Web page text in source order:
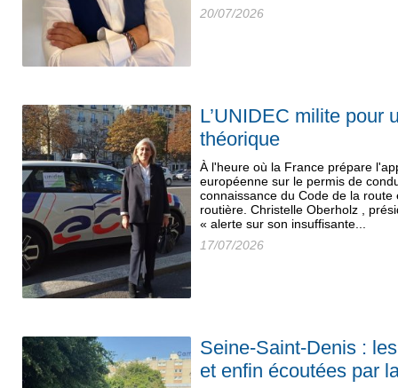
20/07/2026
L’UNIDEC milite pour
théorique
À l'heure où la France prépare
européenne sur le permis de
connaissance du Code de la
routière. Christelle Oberholz ,
« alerte sur son insuffisante...
17/07/2026
Seine-Saint-Denis :
et enfin écoutées par